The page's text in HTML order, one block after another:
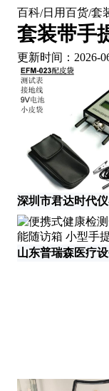
百科/日用百货/套
套装带手
更新时间：2026-